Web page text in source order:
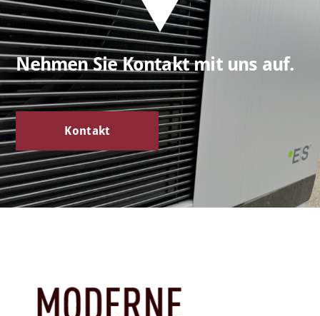
Nehmen Sie Kontakt mit uns auf.
Kontakt